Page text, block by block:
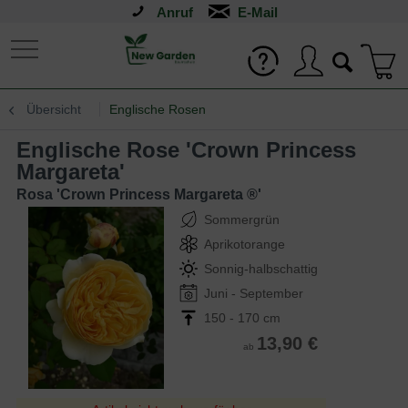
Anruf
Übersicht Englische Rosen
Englische Rose 'Crown Princess
Margareta'
Rosa 'Crown Princess Margareta ®'
Sommergrün
Aprikotorange
Sonnig-halbschattig
Juni - September
150 - 170 cm
ab 13,90 €